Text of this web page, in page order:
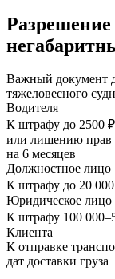
Разрешение
Важный документ
тяжеловесного
Водителя
К штрафу до 2500 ₽
или лишению прав
на 6 месяцев
Должностное лицо
К штрафу до 20
Юридическое лицо
К штрафу 100
Клиента
К отправке
дат доставки груза